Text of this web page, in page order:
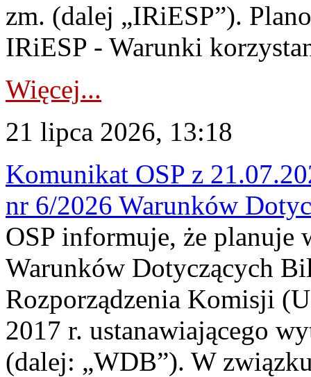
zm. (dalej „IRiESP”).
IRiESP - Warunki
Więcej...
21 lipca 2026, 13:18
Komunikat OSP z
nr 6/2026 Warunków
OSP informuje, że planuje
Warunków Dotyczących
Rozporządzenia Komisji
2017 r. ustanawiającego
(dalej: „WDB”). W